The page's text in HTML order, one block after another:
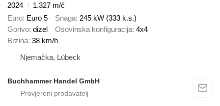
2024
1.327 m/č
Euro Euro 5 Snaga 245 kW (333 k.s.)
Gorivo dizel Osovinska konfiguracija 4x4
Brzina 38 km/h
Njemačka, Lübeck
Buchhammer Handel GmbH